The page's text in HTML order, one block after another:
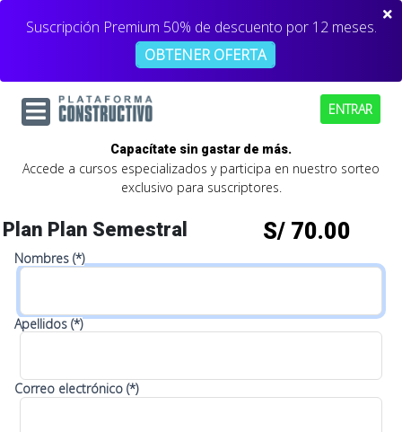
Suscripción Premium 50% de descuento por 12 meses.
OBTENER OFERTA
ENTRAR
Capacítate sin gastar de más.
Accede a cursos especializados y participa en nuestro sorteo
exclusivo para suscriptores.
Plan Plan Semestral S/ 70.00
Nombres (*)
Apellidos (*)
Correo electrónico (*)